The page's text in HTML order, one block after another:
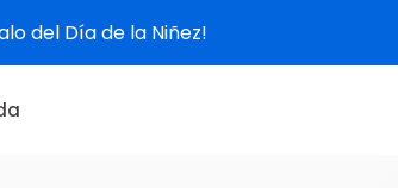
del Día de la Niñez!